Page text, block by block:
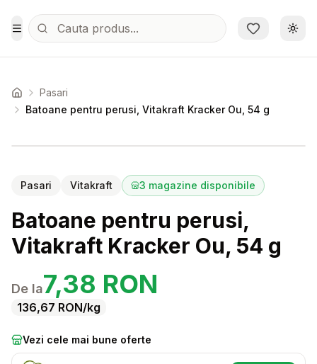
Sari la conținutul principal
Toggle Menu
Acasa Pasari
Batoane pentru perusi, Vitakraft Kracker Ou, 54 g
Pasari Vitakraft 3 magazine disponibile
Batoane pentru perusi,
Vitakraft Kracker Ou, 54 g
De la7,38 RON
136,67 RON/kg
Vezi cele mai bune oferte